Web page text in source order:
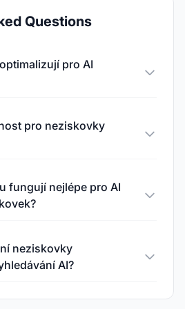
Questions
pro AI
pro neziskovky
fungují nejlépe pro AI
neziskovky
AI?